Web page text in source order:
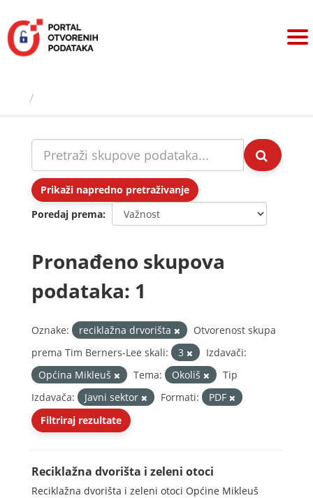
sadržaj
Prikaži napredno pretraživanje
Poredaj prema
Pronađeno skupova
podataka: 1
Oznake: reciklažna drvorišta
Otvorenost skupa
prema Tim Berners-Lee skali:
3
Izdavači:
Općina Mikleuš
Tema: Okoliš
Tip
Izdavača:
Javni sektor Formati:
PDF
Filtriraj rezultate
Reciklažna dvorišta i zeleni otoci
Reciklažna dvorišta i zeleni otoci Općine Mikleuš